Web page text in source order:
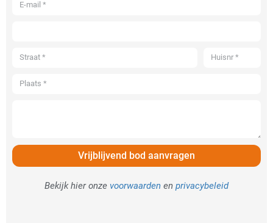
Vrijblijvend bod aanvragen
Bekijk hier onze voorwaarden en privacybeleid